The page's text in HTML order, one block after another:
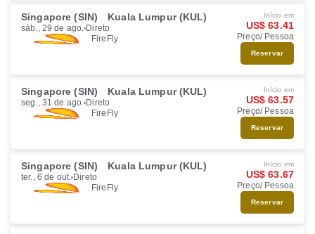
Singapore (SIN) Kuala Lumpur (KUL)
sáb., 29 de ago. Direto
FireFly
Início em
US$ 63.41
Preço/ Pessoa
Reservar
Singapore (SIN) Kuala Lumpur (KUL)
seg., 31 de ago. Direto
FireFly
Início em
US$ 63.57
Preço/ Pessoa
Reservar
Singapore (SIN) Kuala Lumpur (KUL)
ter., 6 de out. Direto
FireFly
Início em
US$ 63.67
Preço/ Pessoa
Reservar